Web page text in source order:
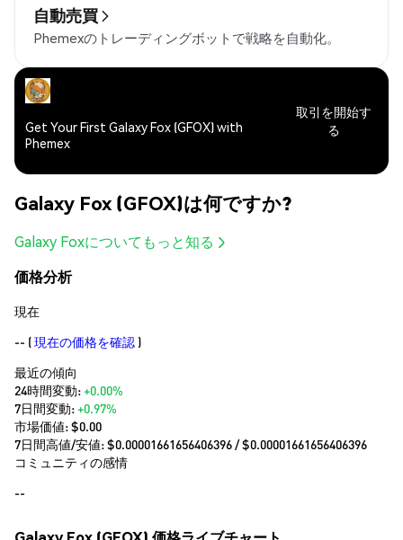
自動売買
Phemexのトレーディングボットで戦略を自動化。
Get Your First Galaxy Fox (GFOX) with
Phemex
取引を開始す
る
Galaxy Fox (GFOX)は何ですか?
Galaxy Foxについてもっと知る
価格分析
現在
-- (現在の価格を確認 )
最近の傾向
24時間変動:+0.00%
7日間変動:+0.97%
市場価値:$0.00
7日間高値/安値: $0.00001661656406396/ $0.00001661656406396
コミュニティの感情
--